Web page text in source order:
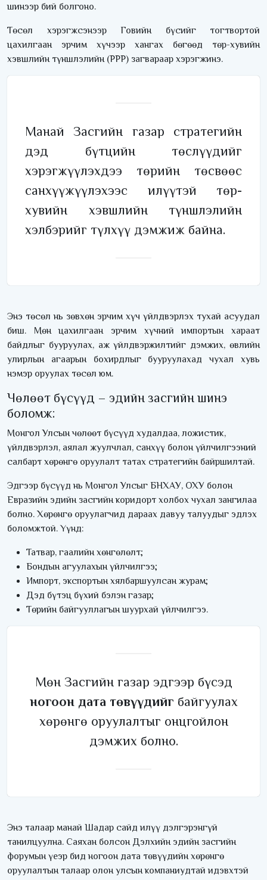
шинээр бий болгоно.
Төсөл хэрэгжсэнээр Говийн бүсийг тогтвортой
цахилгаан эрчим хүчээр хангах бөгөөд төр-хувийн
хэвшлийн түншлэлийн (PPP) загвараар хэрэгжинэ.
Манай Засгийн газар стратегийн
дэд бүтцийн төслүүдийг
хэрэгжүүлэхдээ төрийн төсвөөс
санхүүжүүлэхээс илүүтэй төр-
хувийн хэвшлийн түншлэлийн
хэлбэрийг түлхүү дэмжиж байна.
Энэ төсөл нь зөвхөн эрчим хүч үйлдвэрлэх тухай асуудал
биш. Мөн цахилгаан эрчим хүчний импортын хараат
байдлыг бууруулах, аж үйлдвэржилтийг дэмжих, өвлийн
улирлын агаарын бохирдлыг бууруулахад чухал хувь
нэмэр оруулах төсөл юм.
Чөлөөт бүсүүд – эдийн засгийн шинэ
боломж:
Монгол Улсын чөлөөт бүсүүд худалдаа, ложистик,
үйлдвэрлэл, аялал жуулчлал, санхүү болон үйлчилгээний
салбарт хөрөнгө оруулалт татах стратегийн байршилтай.
Эдгээр бүсүүд нь Монгол Улсыг БНХАУ, ОХУ болон
Евразийн эдийн засгийн коридорт холбох чухал зангилаа
болно. Хөрөнгө оруулагчид дараах давуу талуудыг эдлэх
боломжтой. Үүнд:
Татвар, гаалийн хөнгөлөлт;
Бондын агуулахын үйлчилгээ;
Импорт, экспортын хялбаршуулсан журам;
Дэд бүтэц бүхий бэлэн газар;
Төрийн байгууллагын шуурхай үйлчилгээ.
Мөн Засгийн газар эдгээр бүсэд
ногоон дата төвүүдийг байгуулах
хөрөнгө оруулалтыг онцгойлон
дэмжих болно.
Энэ талаар манай Шадар сайд илүү дэлгэрэнгүй
танилцуулна. Саяхан болсон Дэлхийн эдийн засгийн
форумын үеэр бид ногоон дата төвүүдийн хөрөнгө
оруулалтын талаар олон улсын компаниудтай идэвхтэй